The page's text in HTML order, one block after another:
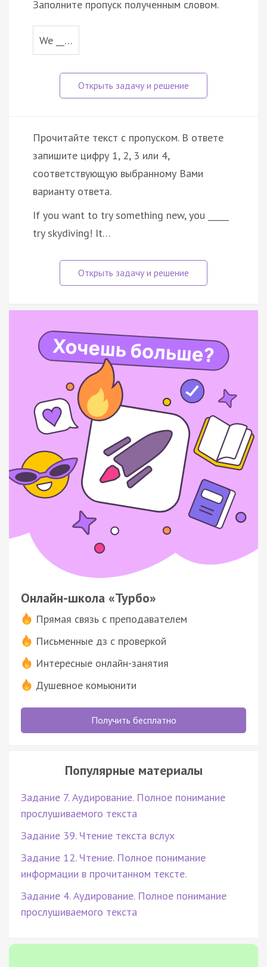
Заполните пропуск полученным словом.
We __…
Прочитайте текст с пропуском. В ответе
запишите цифру 1, 2, 3 или 4,
соответствующую выбранному Вами
варианту ответа.
If you want to try something new, you _____
try skydiving! It…
Онлайн-школа «Турбо»
Прямая связь с преподавателем
Письменные дз с проверкой
Интересные онлайн-занятия
Душевное комьюнити
Получить бесплатно
Популярные материалы
Задание 7. Аудирование. Полное понимание
прослушиваемого текста
Задание 39. Чтение текста вслух
Задание 12. Чтение. Полное понимание
информации в прочитанном тексте.
Задание 4. Аудирование. Полное понимание
прослушиваемого текста